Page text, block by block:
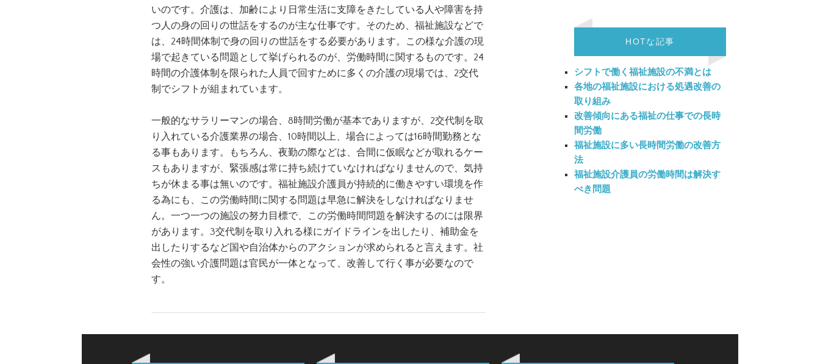
いのです。介護は、加齢により日常生活に支障をきたしている人や障害を持
つ人の身の回りの世話をするのが主な仕事です。そのため、福祉施設などで
は、24時間体制で身の回りの世話をする必要があります。この様な介護の現
場で起きている問題として挙げられるのが、労働時間に関するものです。24
時間の介護体制を限られた人員で回すために多くの介護の現場では、2交代
制でシフトが組まれています。
一般的なサラリーマンの場合、8時間労働が基本でありますが、2交代制を取
り入れている介護業界の場合、10時間以上、場合によっては16時間勤務とな
る事もあります。もちろん、夜勤の際などは、合間に仮眠などが取れるケー
スもありますが、緊張感は常に持ち続けていなければなりませんので、気持
ちが休まる事は無いのです。福祉施設介護員が持続的に働きやすい環境を作
る為にも、この労働時間に関する問題は早急に解決をしなければなりませ
ん。一つ一つの施設の努力目標で、この労働時間問題を解決するのには限界
があります。3交代制を取り入れる様にガイドラインを出したり、補助金を
出したりするなど国や自治体からのアクションが求められると言えます。社
会性の強い介護問題は官民が一体となって、改善して行く事が必要なので
す。
HOTな記事
シフトで働く福祉施設の不満とは
各地の福祉施設における処遇改善の
取り組み
改善傾向にある福祉の仕事での長時
間労働
福祉施設に多い長時間労働の改善方
法
福祉施設介護員の労働時間は解決す
べき問題